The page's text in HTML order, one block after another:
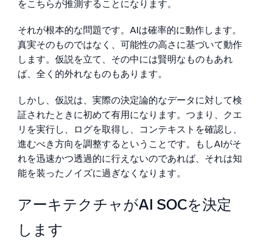
をこちらが推測することになります。
それが根本的な問題です。AIは確率的に動作します。
真実そのものではなく、可能性の高さに基づいて動作
します。仮説を立て、その中には賢明なものもあれ
ば、全く的外れなものもあります。
しかし、仮説は、実際の決定論的なデータに対して検
証されたときに初めて有用になります。つまり、クエ
リを実行し、ログを取得し、コンテキストを確認し、
進むべき方向を調整するということです。もしAIがそ
れを迅速かつ透過的に行えないのであれば、それは知
能を装ったノイズに過ぎなくなります。
アーキテクチャがAI SOCを決定
します